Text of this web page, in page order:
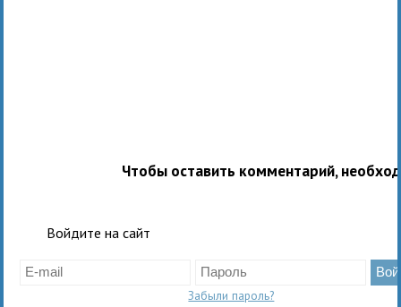
Чтобы оставить комментарий,
Войдите на сайт
Забыли пароль?